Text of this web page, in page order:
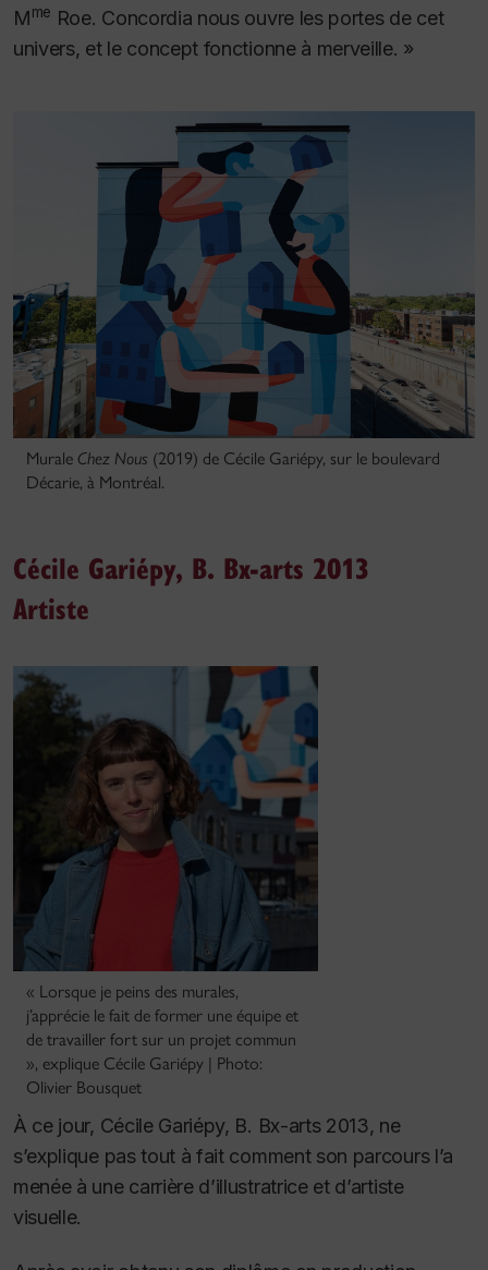
Mme Roe. Concordia nous ouvre les portes de cet
univers, et le concept fonctionne à merveille. »
Murale Chez Nous (2019) de Cécile Gariépy, sur le boulevard
Décarie, à Montréal.
Cécile Gariépy, B. Bx-arts 2013
Artiste
« Lorsque je peins des murales,
j’apprécie le fait de former une équipe et
de travailler fort sur un projet commun
», explique Cécile Gariépy | Photo:
Olivier Bousquet
À ce jour, Cécile Gariépy, B. Bx-arts 2013, ne
s’explique pas tout à fait comment son parcours l’a
menée à une carrière d’illustratrice et d’artiste
visuelle.